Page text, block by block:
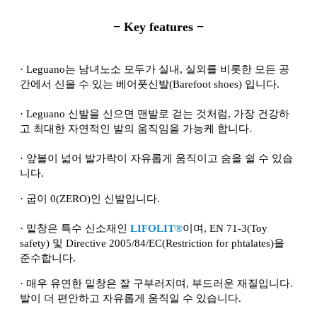
− Key features −
· Leguano는 남녀노소 모두가 실내, 실외를 비롯한 모든 공
간에서 신을 수 있는 베어풋신발(Barefoot shoes) 입니다.
· Leguano 신발을 신으면 맨발로 걷는 것처럼, 가장 건강하
고 최대한 자연적인 발의 움직임을 가능케 합니다.
· 앞볼이 넓어 발가락이 자유롭게 움직이고 숨을 쉴 수 있습
니다.
· 굽이 0(ZERO)인 신발입니다.
· 밑창은 특수 신소재인 LIFOLIT®이며, EN 71-3(Toy
safety) 및 Directive 2005/84/EC(Restriction for phtalates)을
준수합니다.
· 매우 유연한 밑창은 잘 구부러지며, 부드러운 재질입니다.
발이 더 편안하고 자유롭게 움직일 수 있습니다.